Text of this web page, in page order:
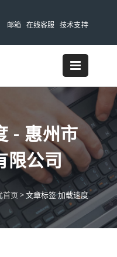
邮箱 在线客服 技术支持
- 惠州市
限公司
首页 >文章标签 加载速度